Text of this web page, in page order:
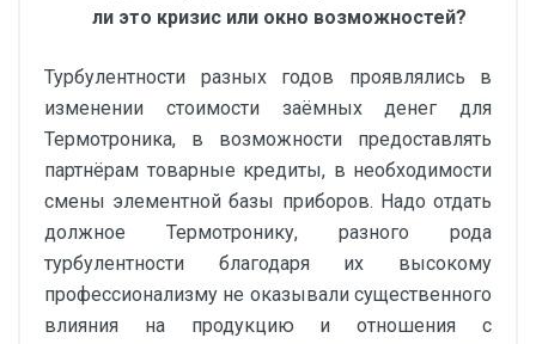
ли это кризис или окно возможностей?
Турбулентности разных годов проявлялись в
изменении стоимости заёмных денег для
Термотроника, в возможности предоставлять
партнёрам товарные кредиты, в необходимости
смены элементной базы приборов. Надо отдать
должное Термотронику, разного рода
турбулентности благодаря их высокому
профессионализму не оказывали существенного
влияния на продукцию и отношения с